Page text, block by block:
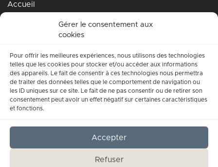
Gérer le consentement aux
cookies
Pour offrir les meilleures expériences, nous utilisons des technologies
telles que les cookies pour stocker et/ou accéder aux informations
des appareils. Le fait de consentir à ces technologies nous permettra
de traiter des données telles que le comportement de navigation ou
les ID uniques sur ce site. Le fait de ne pas consentir ou de retirer son
consentement peut avoir un effet négatif sur certaines caractéristiques
et fonctions.
Accepter
Refuser
Accueil
Accompagnement spirituel
Qui suis-je ?
Conditions générales d’utilisation
Mentions légales